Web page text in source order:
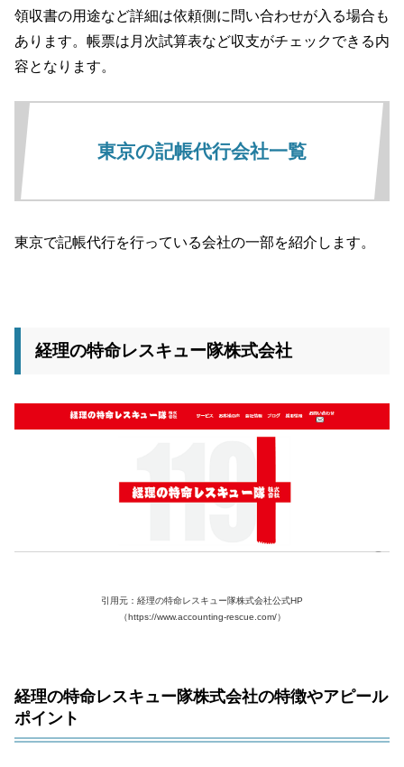
領収書の用途など詳細は依頼側に問い合わせが入る場合も
あります。帳票は月次試算表など収支がチェックできる内
容となります。
東京の記帳代行会社一覧
東京で記帳代行を行っている会社の一部を紹介します。
経理の特命レスキュー隊株式会社
引用元：経理の特命レスキュー隊株式会社公式HP
（https://www.accounting-rescue.com/）
経理の特命レスキュー隊株式会社の特徴やアピール
ポイント